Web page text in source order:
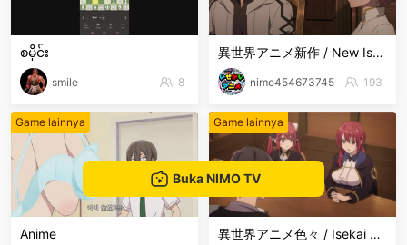
စမိုင်း
smile 8
異世界アニメ新作 / New Isekai Anime
nimo454673745 193
Game lainnya
Anime
Game lainnya
異世界アニメ色々 / Isekai Anime Mix
Buka NIMO TV